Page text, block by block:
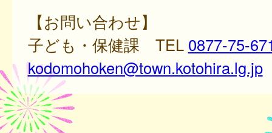
【お問い合わせ】
子ども・保健課 TEL 0877-75-
kodomohoken@town.kotohira.lg.jp